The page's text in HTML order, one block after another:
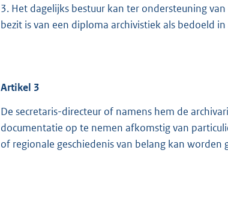
3. Het dagelijks bestuur kan ter ondersteuning
bezit is van een diploma archivistiek als bedoeld
Artikel 3
De secretaris-directeur of namens hem de
documentatie op te nemen afkomstig van
of regionale geschiedenis van belang kan worden